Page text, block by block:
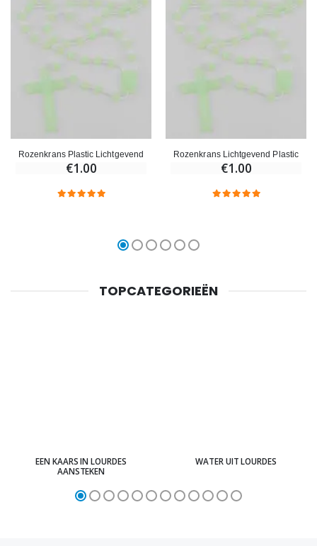
Rozenkrans Plastic Lichtgevend
€1.00
Rozenkrans Lichtgevend Plastic
€1.00
TOPCATEGORIEËN
EEN KAARS IN LOURDES
AANSTEKEN
WATER UIT LOURDES